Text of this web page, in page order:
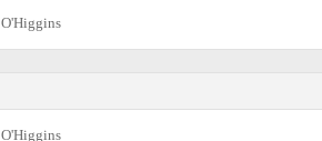
O'Higgins
O'Higgins